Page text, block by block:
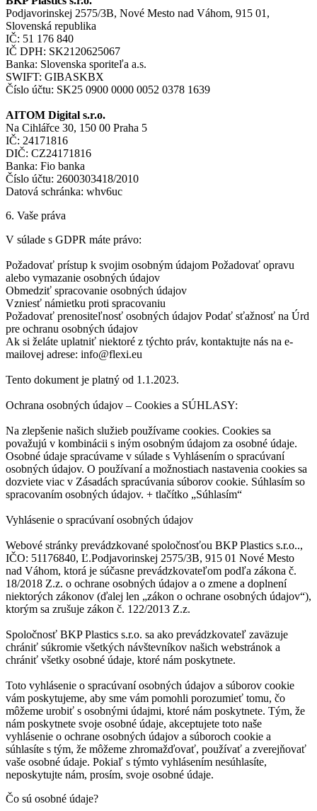
Podjavorinskej 2575/3B, Nové Mesto nad Váhom, 915 01,
Slovenská republika
IČ: 51 176 840
IČ DPH: SK2120625067
Banka: Slovenska sporiteľa a.s.
SWIFT: GIBASKBX
Číslo účtu: SK25 0900 0000 0052 0378 1639
AITOM Digital s.r.o.
Na Cihlářce 30, 150 00 Praha 5
IČ: 24171816
DIČ: CZ24171816
Banka: Fio banka
Číslo účtu: 2600303418/2010
Datová schránka: whv6uc
6. Vaše práva
V súlade s GDPR máte právo:
Požadovať prístup k svojim osobným údajom Požadovať opravu
alebo vymazanie osobných údajov
Obmedziť spracovanie osobných údajov
Vzniesť námietku proti spracovaniu
Požadovať prenositeľnosť osobných údajov Podať sťažnosť na Úrd
pre ochranu osobných údajov
Ak si želáte uplatniť niektoré z týchto práv, kontaktujte nás na e-
mailovej adrese: info@flexi.eu
Tento dokument je platný od 1.1.2023.
‍Ochrana osobných údajov – Cookies a SÚHLASY:
Na zlepšenie našich služieb používame cookies. Cookies sa
považujú v kombinácii s iným osobným údajom za osobné údaje.
Osobné údaje spracúvame v súlade s Vyhlásením o spracúvaní
osobných údajov. O používaní a možnostiach nastavenia cookies sa
dozviete viac v Zásadách spracúvania súborov cookie. Súhlasím so
spracovaním osobných údajov. + tlačítko „Súhlasím“
Vyhlásenie o spracúvaní osobných údajov
Webové stránky prevádzkované spoločnosťou BKP Plastics s.r.o..,
IČO: 51176840, Ľ.Podjavorinskej 2575/3B, 915 01 Nové Mesto
nad Váhom, ktorá je súčasne prevádzkovateľom podľa zákona č.
18/2018 Z.z. o ochrane osobných údajov a o zmene a doplnení
niektorých zákonov (ďalej len „zákon o ochrane osobných údajov“),
ktorým sa zrušuje zákon č. 122/2013 Z.z.
Spoločnosť BKP Plastics s.r.o. sa ako prevádzkovateľ zaväzuje
chrániť súkromie všetkých návštevníkov našich webstránok a
chrániť všetky osobné údaje, ktoré nám poskytnete.
Toto vyhlásenie o spracúvaní osobných údajov a súborov cookie
vám poskytujeme, aby sme vám pomohli porozumieť tomu, čo
môžeme urobiť s osobnými údajmi, ktoré nám poskytnete. Tým, že
nám poskytnete svoje osobné údaje, akceptujete toto naše
vyhlásenie o ochrane osobných údajov a súboroch cookie a
súhlasíte s tým, že môžeme zhromažďovať, používať a zverejňovať
vaše osobné údaje. Pokiaľ s týmto vyhlásením nesúhlasíte,
neposkytujte nám, prosím, svoje osobné údaje.
Čo sú osobné údaje?